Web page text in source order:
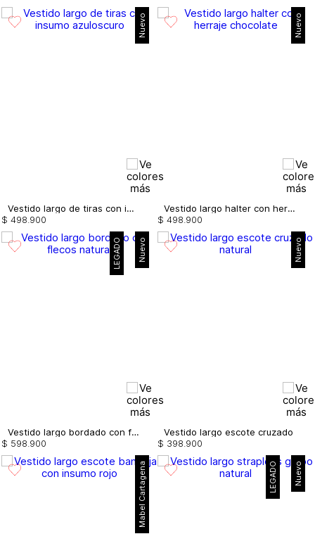
Nuevo
Vestido largo de tiras con insumo
$ 498 900
Nuevo
Vestido largo halter con herraje
$ 498 900
Nuevo
LEGADO
Vestido largo bordado con flecos
$ 598.900
Nuevo
Vestido largo escote cruzado
$ 398.900
Mabel Cartagena Nuevo
LEGADO